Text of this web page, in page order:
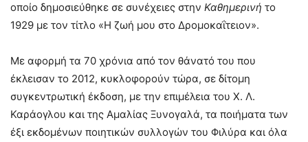
οποίο δημοσιεύθηκε σε συνέχειες στην Καθημερινή το
1929 με τον τίτλο «Η ζωή μου στο Δρομοκαΐτειον».
Με αφορμή τα 70 χρόνια από τον θάνατό του που
έκλεισαν το 2012, κυκλοφορούν τώρα, σε δίτομη
συγκεντρωτική έκδοση, με την επιμέλεια του Χ. Λ.
Καράογλου και της Αμαλίας Ξυνογαλά, τα ποιήματα των
έξι εκδομένων ποιητικών συλλογών του Φιλύρα και όλα